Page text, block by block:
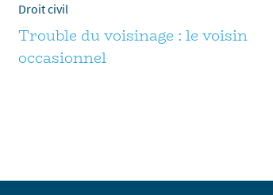
Droit civil
Trouble du voisinage : le voisin
occasionnel